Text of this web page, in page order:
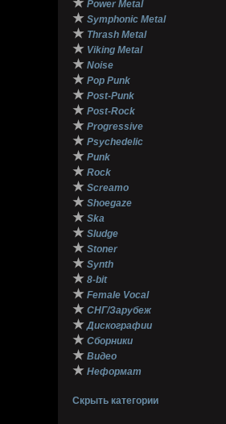
★ Power Metal
★ Symphonic Metal
★ Thrash Metal
★ Viking Metal
★ Noise
★ Pop Punk
★ Post-Punk
★ Post-Rock
★ Progressive
★ Psychedelic
★ Punk
★ Rock
★ Screamo
★ Shoegaze
★ Ska
★ Sludge
★ Stoner
★ Synth
★ 8-bit
★ Female Vocal
★ СНГ/Зарубеж
★ Дискографии
★ Сборники
★ Видео
★ Неформат
Скрыть категории